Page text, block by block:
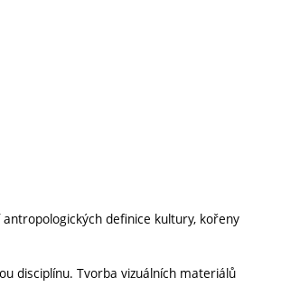
definice kultury, kořeny
disciplínu. Tvorba vizuálních materiálů